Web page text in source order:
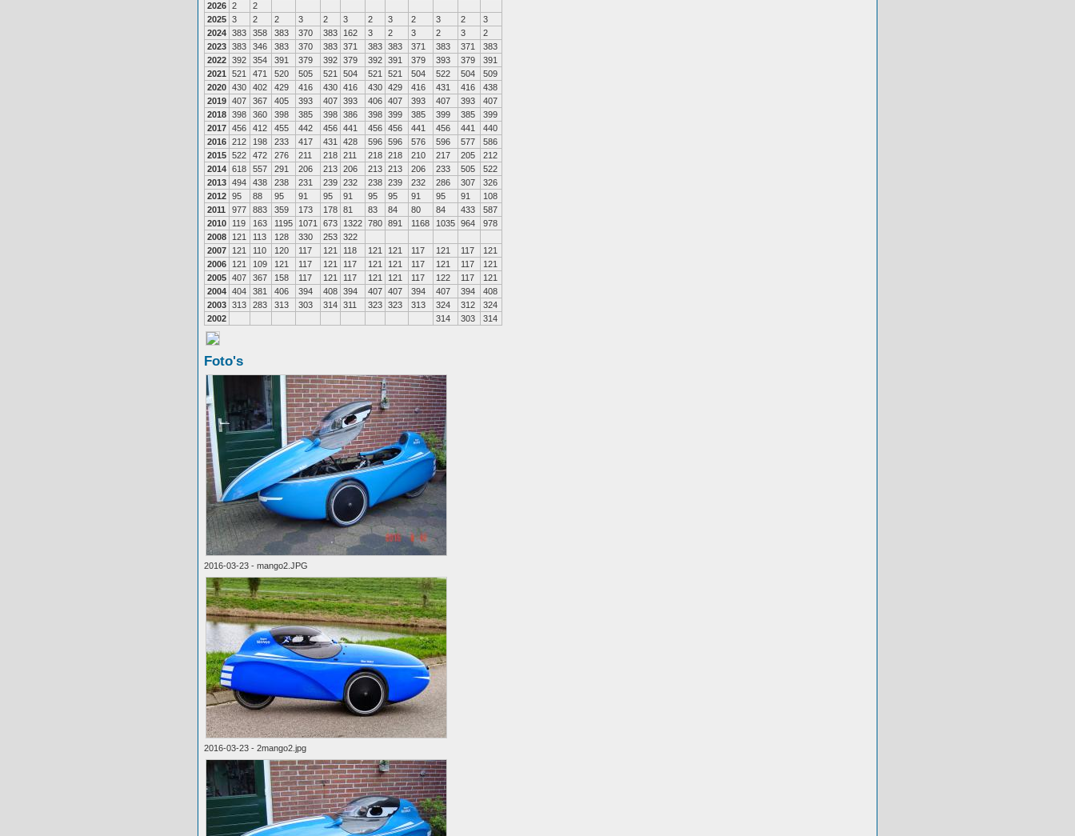
2026 2
2
2025 3 2 2 3 2 3 2 3 2 3 2
3
2024 383 358 383 370 383 162 3 2 3 2 3
2
2023 383 346 383 370 383 371 383 383 371 383 371
383
2022 392 354 391 379 392 379 392 391 379 393 379
391
2021
521 471 520 505 521 504 521 521 504 522 504
509
2020 430 402 429 416 430 416 430 429 416 431 416
438
2019 407 367 405 393 407 393 406 407 393 407 393
407
2018 398 360 398 385 398 386 398 399 385 399 385
399
2017 456 412 455 442 456 441 456 456 441 456 441
440
2016 212 198 233 417 431 428 596 596 576 596 577
586
2015 522 472 276 211 218 211 218 218 210 217 205
212
2014 618 557 291 206 213 206 213 213 206 233 505
522
2013 494 438 238 231 239 232 238 239 232 286 307
326
2012 95 88 95 91 95 91 95 95 91 95 91
108
2011
977 883 359 173 178 81 83 84 80 84 433
587
2010
119 163 1195 1071 673 1322 780 891 1168 1035 964
978
2008
121 113 128 330 253 322
2007
121 110 120 117 121 118 121 121 117 121 117
121
2006
121 109 121 117 121 117 121 121 117 121 117
121
2005 407 367 158 117 121 117 121 121 117 122 117
121
2004 404 381 406 394 408 394 407 407 394 407 394
408
2003 313 283 313 303 314 311 323 323 313 324 312
324
2002
314 303 314
Foto's
2016-03-23 - mango2.JPG
2016-03-23 - 2mango2.jpg